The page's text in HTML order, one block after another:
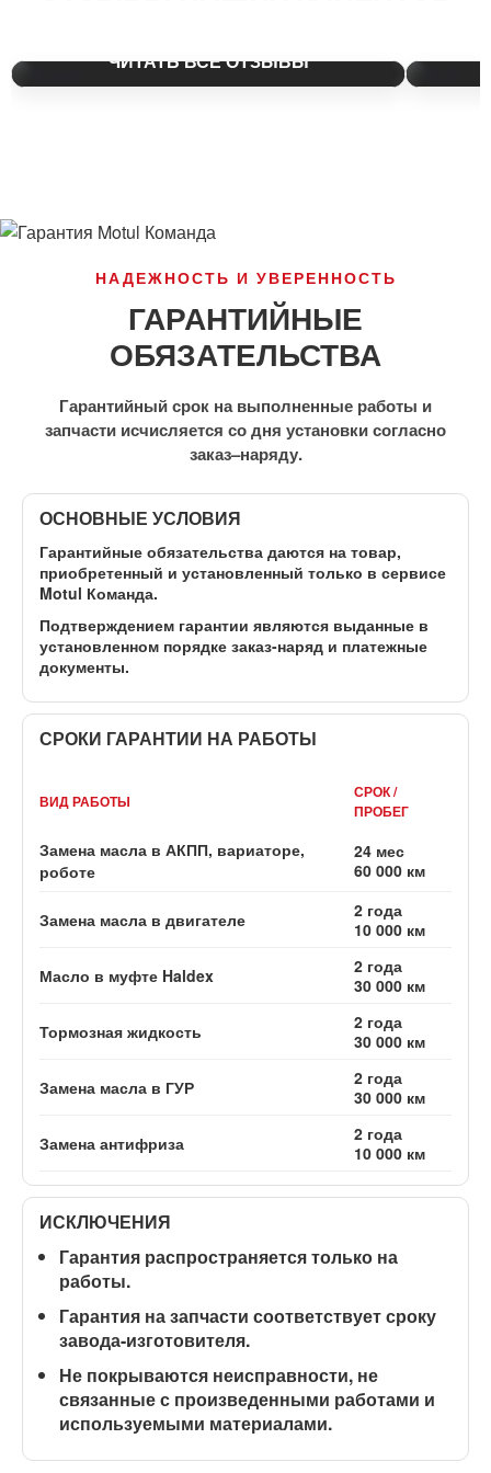
ЧИТАТЬ ВСЕ ОТЗЫВЫ
НАДЕЖНОСТЬ И УВЕРЕННОСТЬ
ГАРАНТИЙНЫЕ
ОБЯЗАТЕЛЬСТВА
Гарантийный срок на выполненные работы и
запчасти исчисляется со дня установки согласно
заказ–наряду.
ОСНОВНЫЕ УСЛОВИЯ
Гарантийные обязательства даются на товар,
приобретенный и установленный только в сервисе
Motul Команда.
Подтверждением гарантии являются выданные в
установленном порядке заказ-наряд и платежные
документы.
СРОКИ ГАРАНТИИ НА РАБОТЫ
ВИД РАБОТЫ
СРОК /
ПРОБЕГ
Замена масла в АКПП, вариаторе,
роботе
24 мес
60 000 км
Замена масла в двигателе
2 года
10 000 км
Масло в муфте Haldex
2 года
30 000 км
Тормозная жидкость
2 года
30 000 км
Замена масла в ГУР
2 года
30 000 км
Замена антифриза
2 года
10 000 км
ИСКЛЮЧЕНИЯ
Гарантия распространяетсятолько на
работы.
Гарантия на запчасти соответствует сроку
завода-изготовителя.
Не покрываются неисправности, не
связанные с произведенными работами и
используемыми материалами.